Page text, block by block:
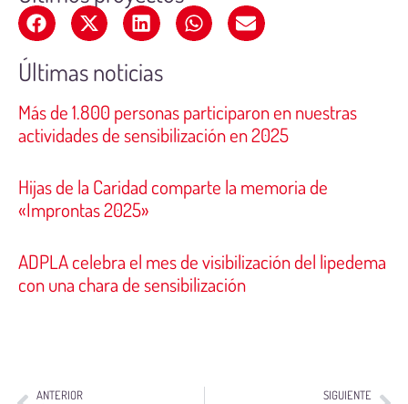
Últimas noticias
Más de 1.800 personas participaron en nuestras
actividades de sensibilización en 2025
Hijas de la Caridad comparte la memoria de
«Improntas 2025»
ADPLA celebra el mes de visibilización del lipedema
con una chara de sensibilización
ANTERIOR SIGUIENTE